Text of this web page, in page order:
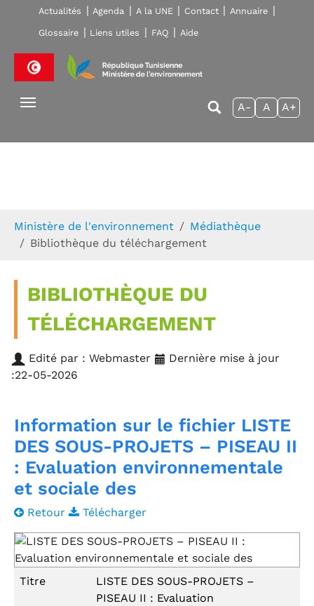
Skip to main navigation
Aller au contenu principal
Skip to page footer
Actualités Agenda A la UNE Contact Annuaire
Glossaire Liens utiles FAQ Aide
A- A A+
Ministère de l'environnement
Médiathèque
Bibliothèque du téléchargement
BIBLIOTHÈQUE DU
TÉLÉCHARGEMENT
Edité par : Webmaster
Dernière mise à jour
:22-05-2026
Information sur le fichier LISTE
DES SOUS-PROJETS – PISEAU II
: Evaluation environnementale
et sociale des
Retour Télécharger
Titre
LISTE DES SOUS-PROJETS –
PISEAU II : Evaluation